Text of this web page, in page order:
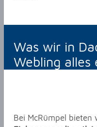
Was wir in
Webling alles
Bei McRümpel bieten